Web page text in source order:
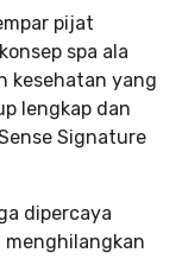
pijat
spa ala
kesehatan yang
lengkap dan
Signature
dipercaya